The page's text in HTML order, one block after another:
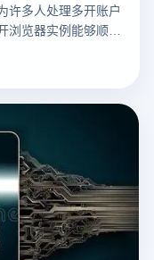
许多人处理多开账户
浏览器实例能够顺畅
处理器（CPU）、
需求则根据具体使
建议，以确保最佳的